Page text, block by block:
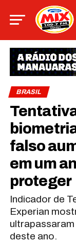
BRASIL
falso
em um
proteger
Indicador de
Experian
deste ano.